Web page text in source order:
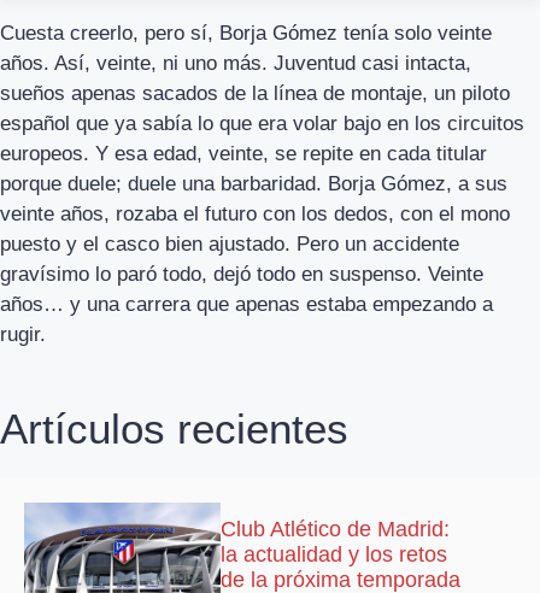
Cuesta creerlo, pero sí, Borja Gómez tenía solo veinte
años. Así, veinte, ni uno más. Juventud casi intacta,
sueños apenas sacados de la línea de montaje, un piloto
español que ya sabía lo que era volar bajo en los circuitos
europeos. Y esa edad, veinte, se repite en cada titular
porque duele; duele una barbaridad. Borja Gómez, a sus
veinte años, rozaba el futuro con los dedos, con el mono
puesto y el casco bien ajustado. Pero un accidente
gravísimo lo paró todo, dejó todo en suspenso. Veinte
años… y una carrera que apenas estaba empezando a
rugir.
Artículos recientes
Club Atlético de Madrid:
la actualidad y los retos
de la próxima temporada